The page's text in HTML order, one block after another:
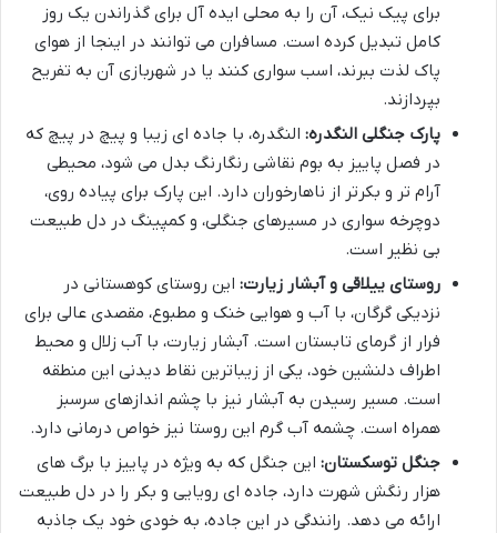
برای پیک نیک، آن را به محلی ایده آل برای گذراندن یک روز
کامل تبدیل کرده است. مسافران می توانند در اینجا از هوای
پاک لذت ببرند، اسب سواری کنند یا در شهربازی آن به تفریح
بپردازند.
پارک جنگلی النگدره: النگدره، با جاده ای زیبا و پیچ در پیچ که
در فصل پاییز به بوم نقاشی رنگارنگ بدل می شود، محیطی
آرام تر و بکرتر از ناهارخوران دارد. این پارک برای پیاده روی،
دوچرخه سواری در مسیرهای جنگلی، و کمپینگ در دل طبیعت
بی نظیر است.
روستای ییلاقی و آبشار زیارت: این روستای کوهستانی در
نزدیکی گرگان، با آب و هوایی خنک و مطبوع، مقصدی عالی برای
فرار از گرمای تابستان است. آبشار زیارت، با آب زلال و محیط
اطراف دلنشین خود، یکی از زیباترین نقاط دیدنی این منطقه
است. مسیر رسیدن به آبشار نیز با چشم اندازهای سرسبز
همراه است. چشمه آب گرم این روستا نیز خواص درمانی دارد.
جنگل توسکستان: این جنگل که به ویژه در پاییز با برگ های
هزار رنگش شهرت دارد، جاده ای رویایی و بکر را در دل طبیعت
ارائه می دهد. رانندگی در این جاده، به خودی خود یک جاذبه